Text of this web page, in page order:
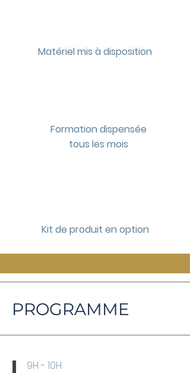
Matériel mis à disposition
Formation dispensée
tous les mois
Kit de produit en option
PROGRAMME
9H - 10H